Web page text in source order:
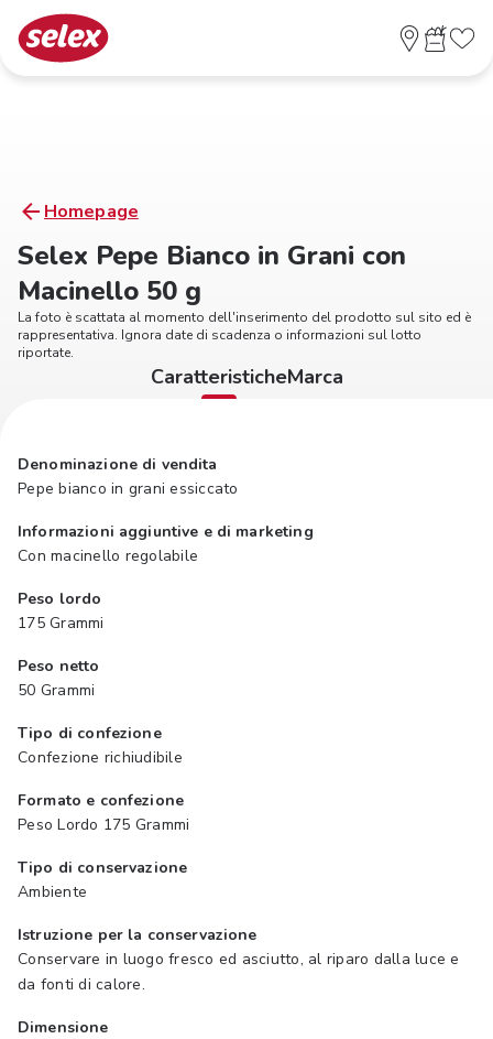
Homepage
Selex Pepe Bianco in Grani con
Macinello 50 g
La foto è scattata al momento dell'inserimento del prodotto sul sito ed è
rappresentativa. Ignora date di scadenza o informazioni sul lotto
riportate.
CaratteristicheMarca
Denominazione di vendita
Pepe bianco in grani essiccato
Informazioni aggiuntive e di marketing
Con macinello regolabile
Peso lordo
175 Grammi
Peso netto
50 Grammi
Tipo di confezione
Confezione richiudibile
Formato e confezione
Peso Lordo 175 Grammi
Tipo di conservazione
Ambiente
Istruzione per la conservazione
Conservare in luogo fresco ed asciutto, al riparo dalla luce e
da fonti di calore.
Dimensione